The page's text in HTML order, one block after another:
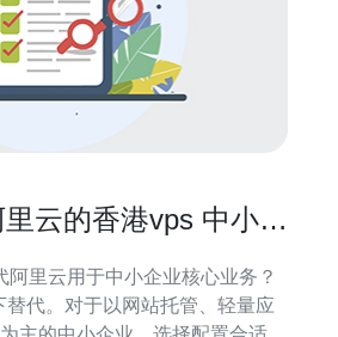
云的香港vps 中小企
里云用于中小企业核心业务？
代。对于以网站托管、轻量应